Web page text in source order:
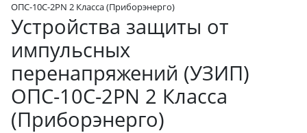
ОПС-10С-2РN 2 Класса (Приборэнерго)
Устройства защиты от
импульсных
перенапряжений (УЗИП)
ОПС-10С-2РN 2 Класса
(Приборэнерго)